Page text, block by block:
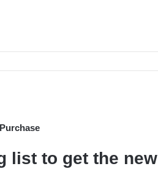
list to get the new